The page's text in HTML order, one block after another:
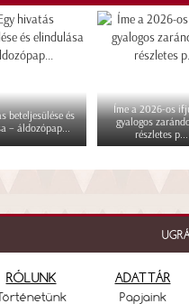
beteljesülése és
– áldozópap...
Íme a 2026-os
gyalogos
részletes p...
RÓLUNK ADATTÁR
Papjaink